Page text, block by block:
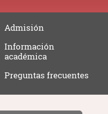
Admisión
Información
académica
Preguntasfrecuentes